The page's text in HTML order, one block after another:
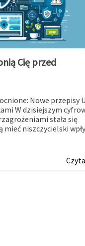
Cię przed
Nowe przepisy
W dzisiejszym
stała się
mieć niszczycielski